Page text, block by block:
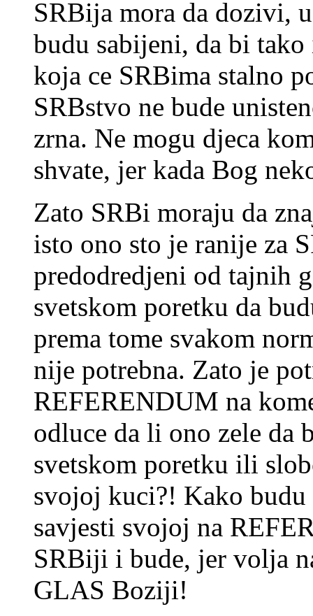
SRBija mora da dozivi,
budu sabijeni, da bi
koja ce SRBima stalno
SRBstvo ne bude
zrna. Ne mogu djeca
shvate, jer kada Bog
Zato SRBi moraju da
isto ono sto je ranije za
predodredjeni od tajnih
svetskom poretku da
prema tome svakom
nije potrebna. Zato je
REFERENDUM na
odluce da li ono zele da
svetskom poretku ili
svojoj kuci?! Kako
savjesti svojoj na
SRBiji i bude, jer volja
GLAS Boziji!